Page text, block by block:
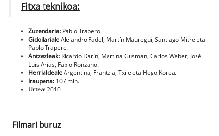
Fitxa teknikoa:
Zuzendaria:Pablo Trapero.
Gidoilariak:Alejandro Fadel, Martín Mauregui, Santiago Mitre eta
Pablo Trapero.
Antzezleak:Ricardo Darín, Martina Gusman, Carlos Weber, José
Luis Arias, Fabio Ronzano.
Herrialdeak:Argentina, Frantzia, Txile eta Hego Korea.
Iraupena:107 min.
Urtea:2010
Filmari buruz